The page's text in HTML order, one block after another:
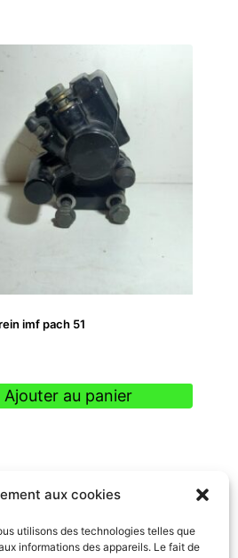
aux cookies
utilisons des technologies telles que
informations des appareils. Le fait de
imf pach 51
Ajouter au panier